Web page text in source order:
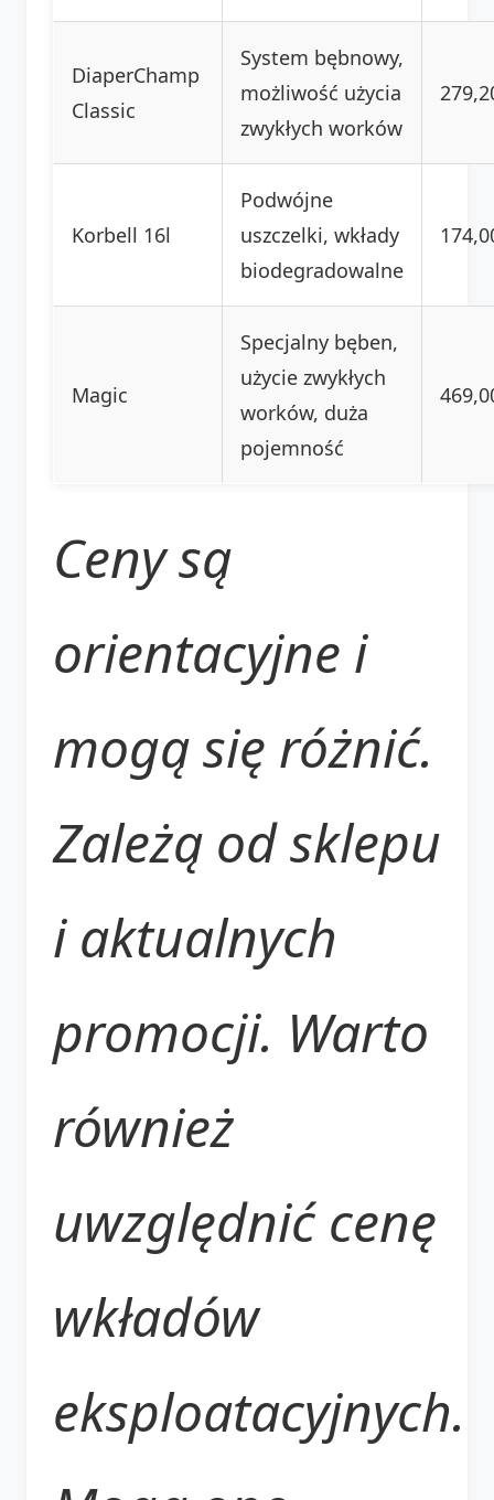
DiaperChamp
Classic
System bębnowy,
możliwość użycia
zwykłych worków
Korbell 16l
Podwójne
uszczelki, wkłady
biodegradowalne
Magic
Specjalny bęben,
użycie zwykłych
worków, duża
pojemność
Ceny są
orientacyjne i
mogą się różnić.
Zależą od sklepu
i aktualnych
promocji. Warto
również
uwzględnić cenę
wkładów
eksploatacyjnych.